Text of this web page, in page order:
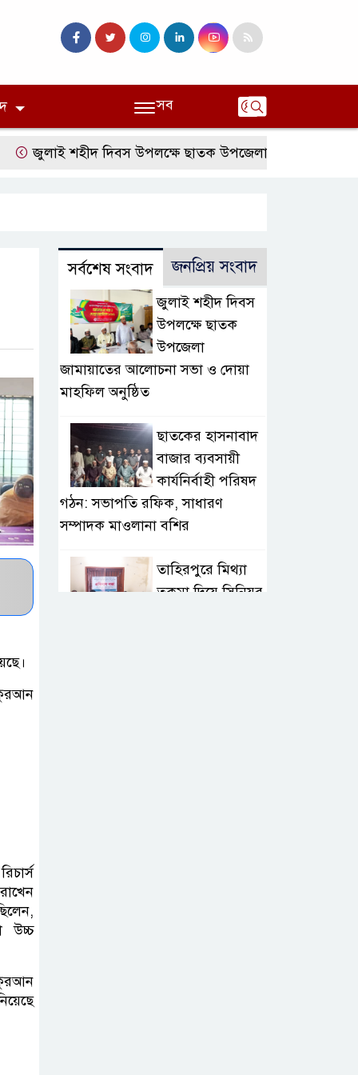
সব
জুলাই শহীদ দিবস উপলক্ষে ছাতক উপজেলা জামায়াতের
কুরআন
উচ্চ
সর্বশেষ সংবাদ জনপ্রিয় সংবাদ
জুলাই শহীদ দিবস
উপলক্ষে ছাতক
উপজেলা
জামায়াতের আলোচনা সভা ও দোয়া
মাহফিল অনুষ্ঠিত
ছাতকের হাসনাবাদ
বাজার ব্যবসায়ী
কার্যনির্বাহী পরিষদ
গঠন: সভাপতি রফিক, সাধারণ
সম্পাদক মাওলানা বশির
তাহিরপুরে মিথ্যা
তকমা দিয়ে সিনিয়র